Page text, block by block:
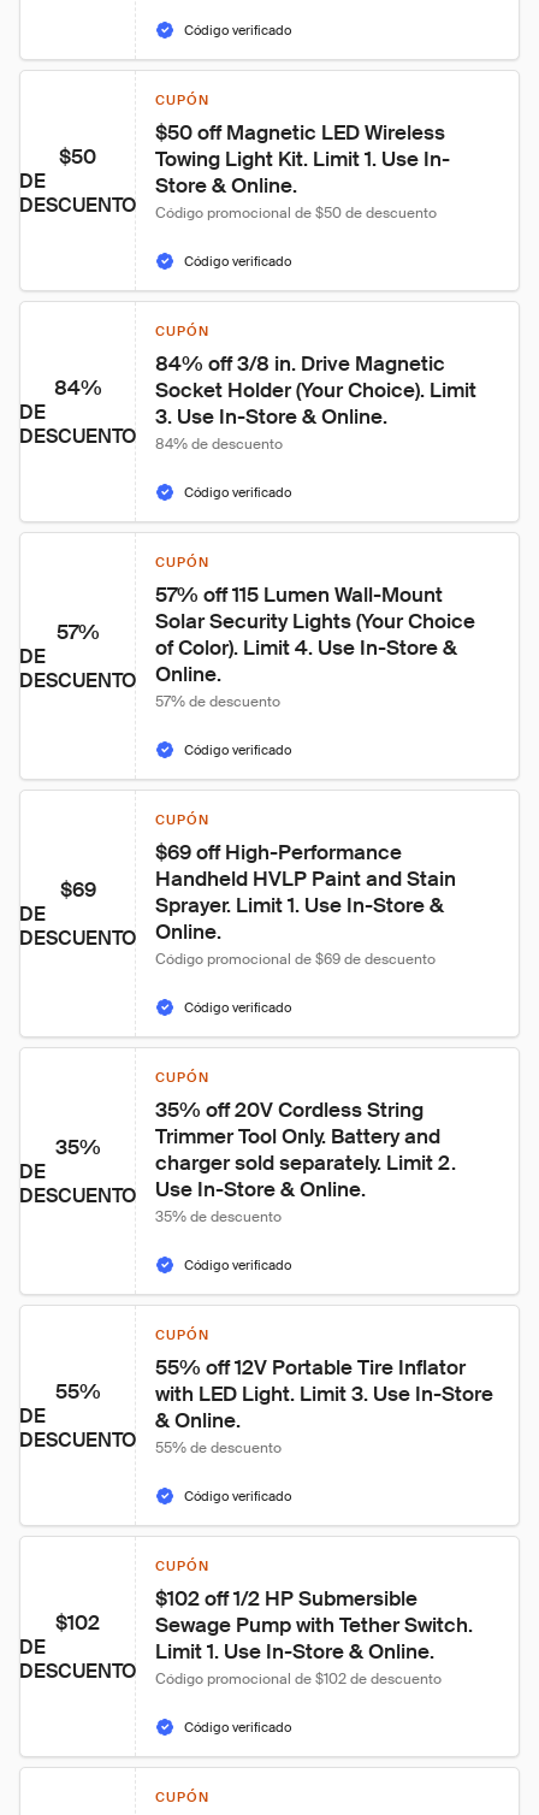
Código verificado
$50
DE
DESCUENTO
CUPÓN
$50 off Magnetic LED Wireless
Towing Light Kit. Limit 1. Use In-
Store & Online.
Código promocional de $50 de descuento
Código verificado
84%
DE
DESCUENTO
CUPÓN
84% off 3/8 in. Drive Magnetic
Socket Holder (Your Choice). Limit
3. Use In-Store & Online.
84% de descuento
Código verificado
57%
DE
DESCUENTO
CUPÓN
57% off 115 Lumen Wall-Mount
Solar Security Lights (Your Choice
of Color). Limit 4. Use In-Store &
Online.
57% de descuento
Código verificado
$69
DE
DESCUENTO
CUPÓN
$69 off High-Performance
Handheld HVLP Paint and Stain
Sprayer. Limit 1. Use In-Store &
Online.
Código promocional de $69 de descuento
Código verificado
35%
DE
DESCUENTO
CUPÓN
35% off 20V Cordless String
Trimmer Tool Only. Battery and
charger sold separately. Limit 2.
Use In-Store & Online.
35% de descuento
Código verificado
55%
DE
DESCUENTO
CUPÓN
55% off 12V Portable Tire Inflator
with LED Light. Limit 3. Use In-Store
& Online.
55% de descuento
Código verificado
$102
DE
DESCUENTO
CUPÓN
$102 off 1/2 HP Submersible
Sewage Pump with Tether Switch.
Limit 1. Use In-Store & Online.
Código promocional de $102 de descuento
Código verificado
CUPÓN